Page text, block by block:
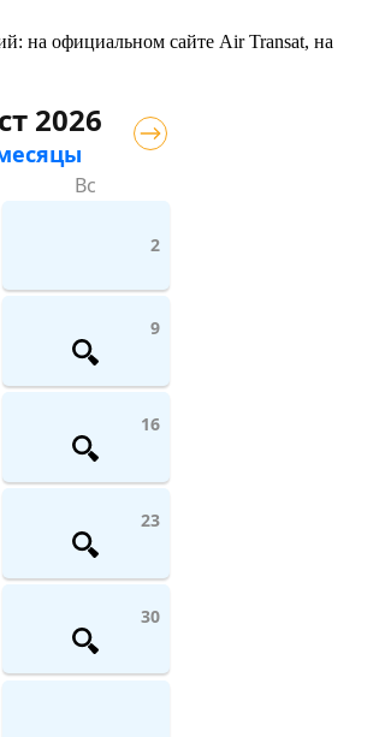
на официальном сайте Air Transat, на
2026
Вс
2
9
16
23
30